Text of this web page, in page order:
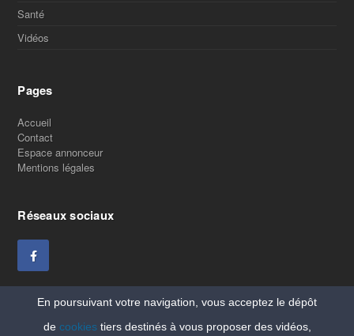
Santé
Vidéos
Pages
Accueil
Contact
Espace annonceur
Mentions légales
Réseaux sociaux
En poursuivant votre navigation, vous acceptez le dépôt
de cookiestiers destinés à vous proposer des vidéos,